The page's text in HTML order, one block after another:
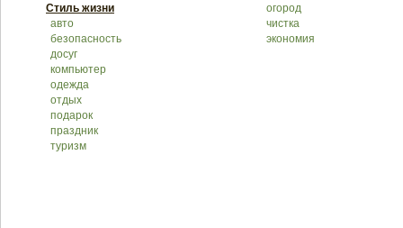
Стиль жизни
авто
безопасность
досуг
компьютер
одежда
отдых
подарок
праздник
туризм
огород
чистка
экономия